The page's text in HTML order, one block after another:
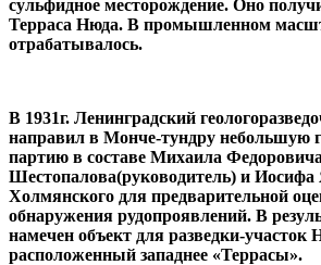
сульфидное месторождение. Оно
Терраса Нюда. В промышленном
отрабатывалось.
В 1931г. Ленинградский
направил в Монче-тундру небольшую
партию в составе Михаила Федоровича
Шестопалова(руководитель) и Иосифа
Холмянского для предварительной
обнаружения рудопроявлений. В
намечен объект для разведки-участок
расположенный западнее «Террасы».